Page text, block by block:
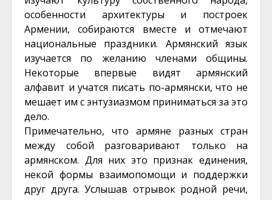
особенности архитектуры и построек
Армении, собираются вместе и отмечают
национальные праздники. Армянский язык
изучается по желанию членами общины.
Некоторые впервые видят армянский
алфавит и учатся писать по-армянски, что не
мешает им с энтузиазмом приниматься за это
дело.
Примечательно, что армяне разных стран
между собой разговаривают только на
армянском. Для них это признак единения,
некой формы взаимопомощи и поддержки
друг друга. Услышав отрывок родной речи,